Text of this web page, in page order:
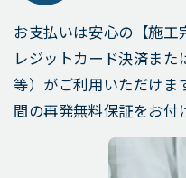
お支払いは安心の【施工
レジットカード決済ま
等）がご利用いただけま
間の再発無料保証をお付